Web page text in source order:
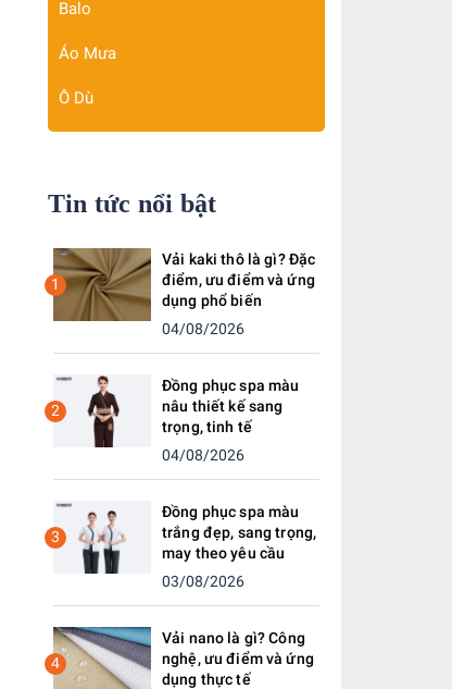
Balo
Áo Mưa
Ô Dù
Tin tức nổi bật
1
Vải kaki thô là gì? Đặc
điểm, ưu điểm và ứng
dụng phổ biến
04/08/2026
2
Đồng phục spa màu
nâu thiết kế sang
trọng, tinh tế
04/08/2026
3
Đồng phục spa màu
trắng đẹp, sang trọng,
may theo yêu cầu
03/08/2026
4
Vải nano là gì? Công
nghệ, ưu điểm và ứng
dụng thực tế